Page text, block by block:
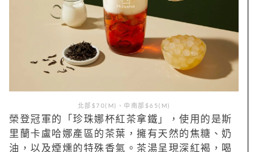
北部$70(M)、中南部$65(M)
榮登冠軍的「珍珠娜杯紅茶拿鐵」，使用的是斯
里蘭卡盧哈娜產區的茶葉，擁有天然的焦糖、奶
油，以及煙燻的特殊香氣。茶湯呈現深紅褐，喝